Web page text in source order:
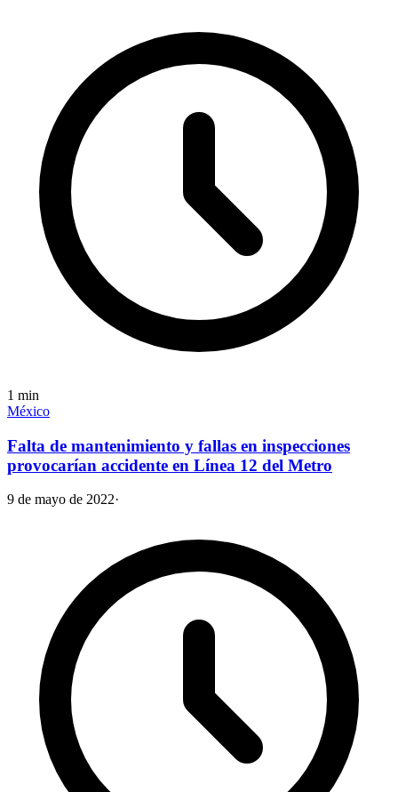
1 min
México
Falta de mantenimiento y fallas en inspecciones
provocarían accidente en Línea 12 del Metro
9 de mayo de 2022·